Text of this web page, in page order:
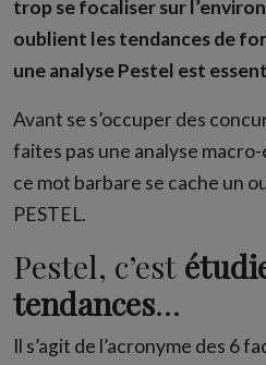
trop se focaliser sur
oublient les tendances de
une analyse Pestel est
Avant se s’occuper des
faites pas une analyse
ce mot barbare se cache un
PESTEL.
Pestel, c’est
tendances…
Il s’agit de l’acronyme des 6